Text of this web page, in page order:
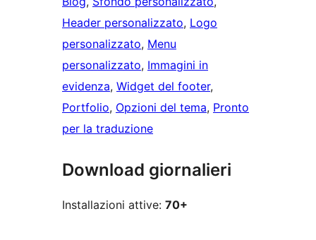
Header personalizzato, Logo
personalizzato, Menu
personalizzato, Immagini in
evidenza, Widget del footer
Portfolio, Opzioni del tema, Pronto
per la traduzione
Download giornalieri
Installazioni attive: 70+